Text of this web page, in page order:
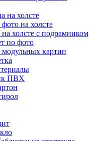
на холсте
на холсте
на холсте с подрамником
по фото
модульных картин
ПВХ